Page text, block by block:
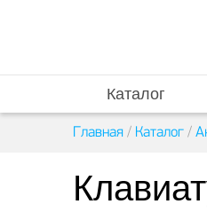
Каталог
Главная / Каталог /